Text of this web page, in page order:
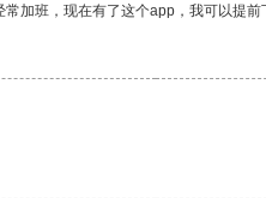
加班，现在有了这个app，我可以提前